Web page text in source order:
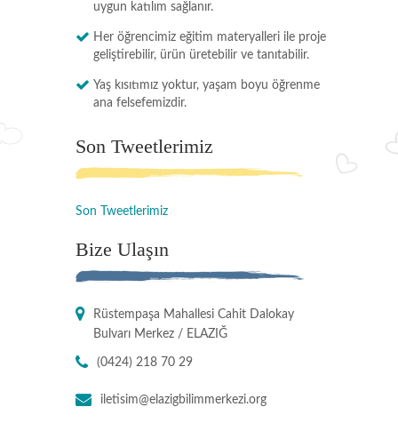
uygun katılım sağlanır.
Her öğrencimiz eğitim materyalleri ile proje
geliştirebilir, ürün üretebilir ve tanıtabilir.
Yaş kısıtımız yoktur, yaşam boyu öğrenme
ana felsefemizdir.
Son Tweetlerimiz
Son Tweetlerimiz
Bize Ulaşın
Rüstempaşa Mahallesi Cahit Dalokay
Bulvarı Merkez / ELAZIĞ
(0424) 218 70 29
iletisim@elazigbilimmerkezi.org